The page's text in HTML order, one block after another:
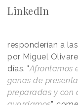
LinkedIn
responderían a
por Miguel
días. "Afrontamos
ganas de
preparadas y con